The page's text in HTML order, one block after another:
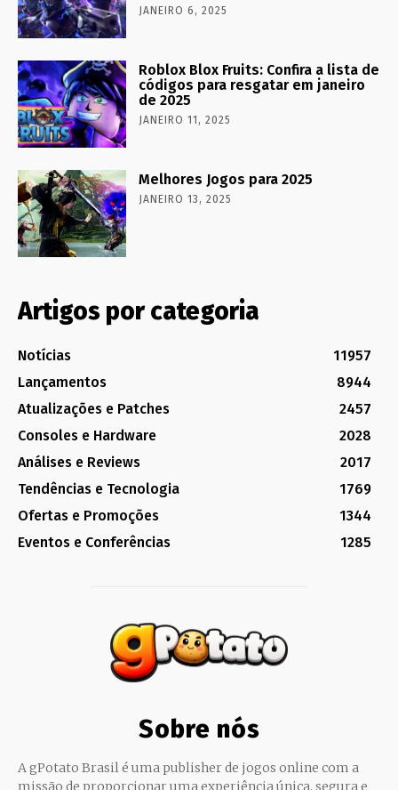
JANEIRO 6, 2025
Roblox Blox Fruits: Confira a lista de
códigos para resgatar em janeiro
de 2025
JANEIRO 11, 2025
Melhores Jogos para 2025
JANEIRO 13, 2025
Artigos por categoria
Notícias
11957
Lançamentos
8944
Atualizações e Patches
2457
Consoles e Hardware
2028
Análises e Reviews
2017
Tendências e Tecnologia
1769
Ofertas e Promoções
1344
Eventos e Conferências
1285
Sobre nós
A gPotato Brasil é uma publisher de jogos online com a
missão de proporcionar uma experiência única, segura e